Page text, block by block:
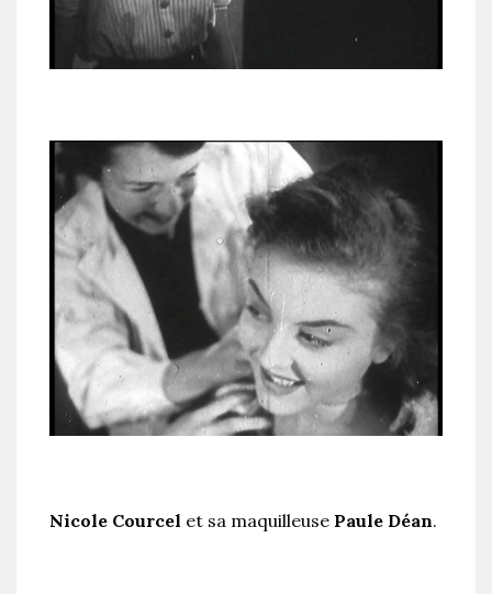
Nicole Courcel et sa maquilleuse Paule Déan.